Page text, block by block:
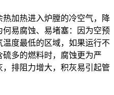
加热进入炉膛的冷空气，降
易腐蚀、易堵塞：因为空预
度最低的区域，如果运行不
多的燃料时，腐蚀更为严
排阻力增大，积灰易引起管